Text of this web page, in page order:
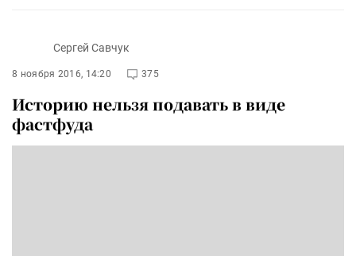
Сергей Савчук
8 ноября 2016, 14:20 375
Историю нельзя подавать в виде
фастфуда